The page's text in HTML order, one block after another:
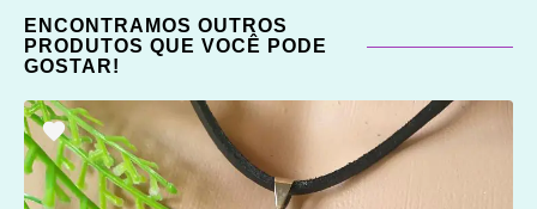
ENCONTRAMOS OUTROS
PRODUTOS QUE VOCÊ PODE
GOSTAR!
ADICIONAR
OS